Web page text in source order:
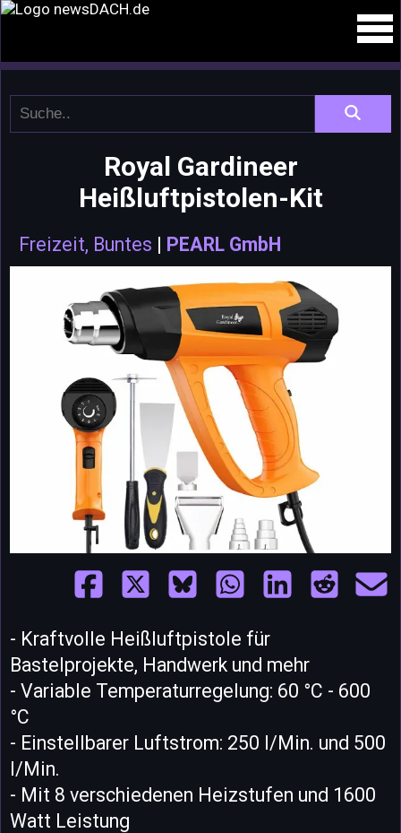
Royal Gardineer
Heißluftpistolen-Kit
Freizeit, Buntes | PEARL GmbH
- Kraftvolle Heißluftpistole für
Bastelprojekte, Handwerk und mehr
- Variable Temperaturregelung: 60 °C - 600
°C
- Einstellbarer Luftstrom: 250 l/Min. und 500
l/Min.
- Mit 8 verschiedenen Heizstufen und 1600
Watt Leistung